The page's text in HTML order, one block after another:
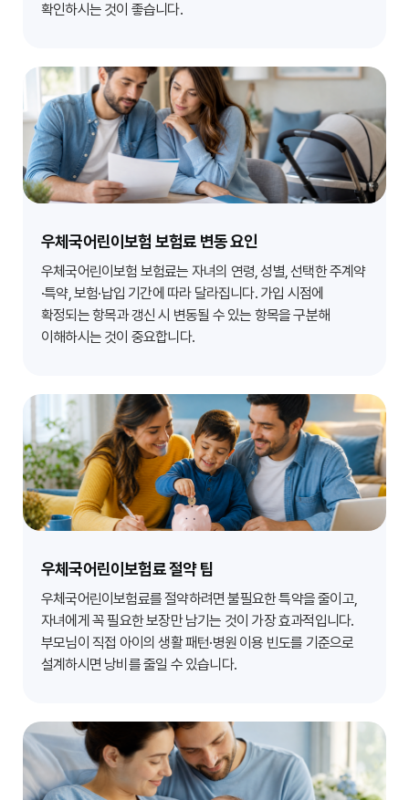
확인하시는 것이 좋습니다.
우체국어린이보험 보험료 변동 요인
우체국어린이보험 보험료는 자녀의 연령, 성별, 선택한 주계약
·특약, 보험·납입 기간에 따라 달라집니다. 가입 시점에
확정되는 항목과 갱신 시 변동될 수 있는 항목을 구분해
이해하시는 것이 중요합니다.
우체국어린이보험료 절약 팁
우체국어린이보험료를 절약하려면 불필요한 특약을 줄이고,
자녀에게 꼭 필요한 보장만 남기는 것이 가장 효과적입니다.
부모님이 직접 아이의 생활 패턴·병원 이용 빈도를 기준으로
설계하시면 낭비를 줄일 수 있습니다.